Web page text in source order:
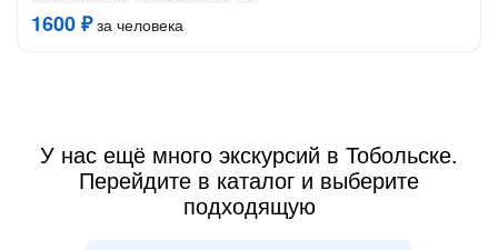
1600 ₽за человека
У нас ещё много экскурсий в Тобольске.
Перейдите в каталог и выберите
подходящую